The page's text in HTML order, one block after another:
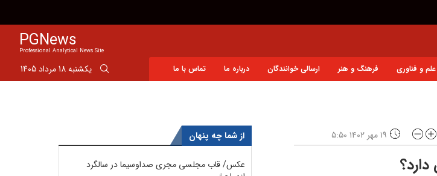
PGNews
Professional Analytical News Site
علم و فناوری فرهنگ و هنر ارسالی خوانندگان درباره ما تماس با ما یکشنبه 18 مرداد 1405
۱۹ مهر ۱۴۰۲ ۵:۵۰ از شما چه پنهان
عکس/ قاب مجلسی مجری صداوسیما در سالگرد